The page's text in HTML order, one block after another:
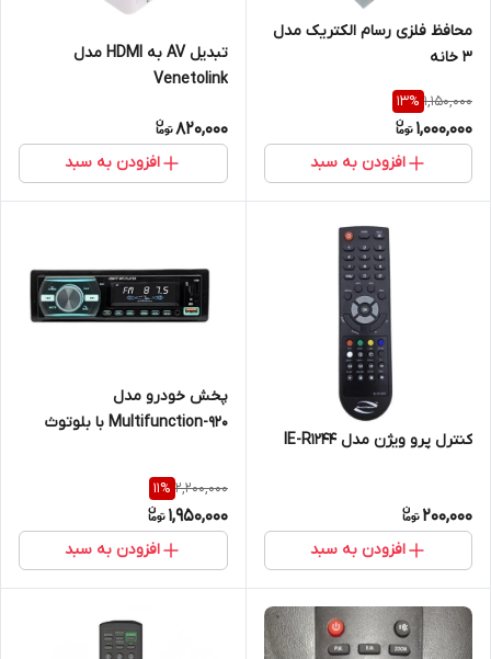
محافظ فلزی رسام الکتریک مدل
3 خانه
1,150,000
13%
1,000,000
افزودن به سبد
تبدیل AV به HDMI مدل
Venetolink
820,000
افزودن به سبد
کنترل پرو ویژن مدل IE-R1244
200,000
افزودن به سبد
پخش خودرو مدل
Multifunction-920 با بلوتوث
2,200,000
11%
1,950,000
افزودن به سبد